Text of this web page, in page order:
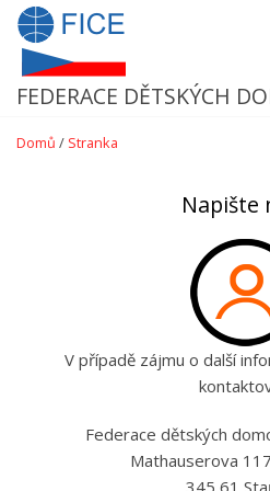
Přejít
hlavnímu
obsahu
FEDERACE DĚTSKÝCH
Domů / Stranka
Napište
V případě zájmu o další
Federace dětských
Mathauserova